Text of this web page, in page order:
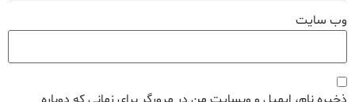
وب‌ سایت